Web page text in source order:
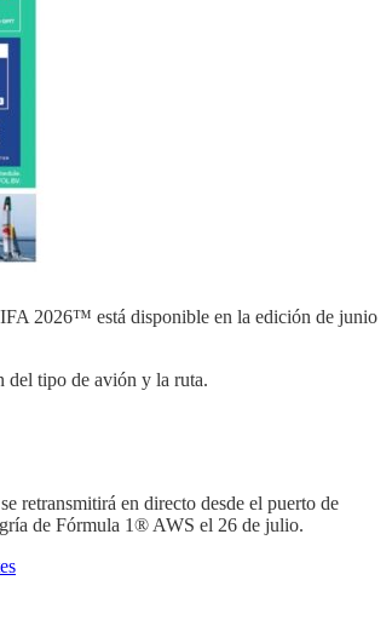
2026™ está disponible en la edición de junio
del tipo de avión y la ruta.
retransmitirá en directo desde el puerto de
de Fórmula 1® AWS el 26 de julio.